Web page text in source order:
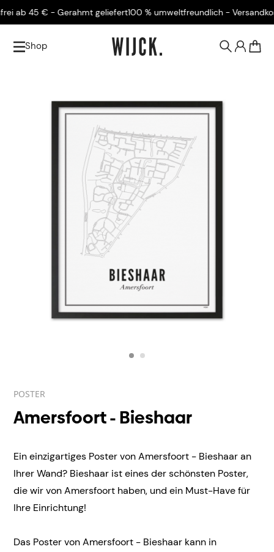
ab 45 € - Gerahmt geliefert100 % umweltfreundlich -
Shop
POSTER
Amersfoort - Bieshaar
Ein einzigartiges Poster von Amersfoort - Bieshaar an
Ihrer Wand? Bieshaar ist eines der schönsten Poster,
die wir von Amersfoort haben, und ein Must-Have für
Ihre Einrichtung!
Das Poster von Amersfoort - Bieshaar kann in